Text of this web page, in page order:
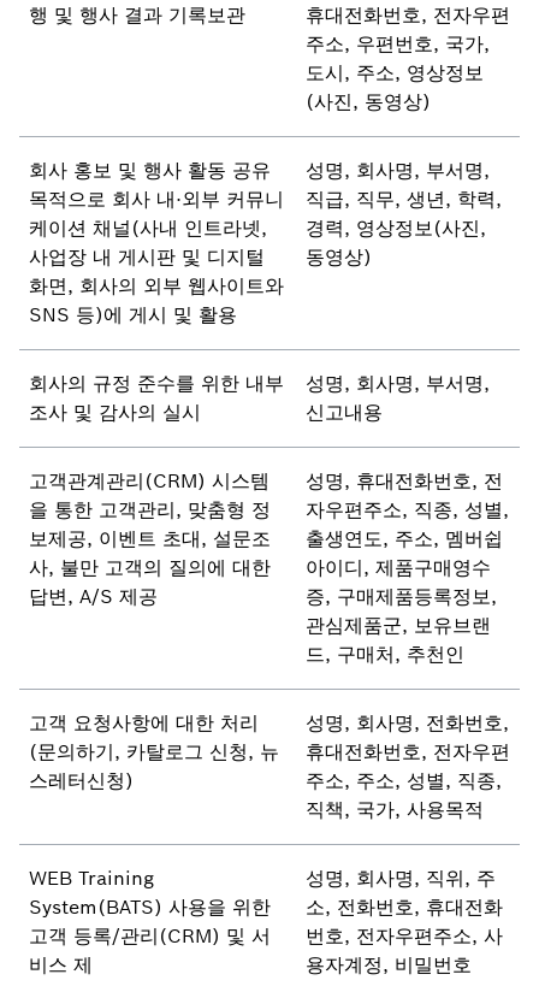
행 및 행사 결과 기록보관
휴대전화번호, 전자우편
주소, 우편번호, 국가,
도시, 주소, 영상정보
(사진, 동영상)
회사 홍보 및 행사 활동 공유
목적으로 회사 내·외부 커뮤니
케이션 채널(사내 인트라넷,
사업장 내 게시판 및 디지털
화면, 회사의 외부 웹사이트와
SNS 등)에 게시 및 활용
성명, 회사명, 부서명,
직급, 직무, 생년, 학력,
경력, 영상정보(사진,
동영상)
회사의 규정 준수를 위한 내부
조사 및 감사의 실시
성명, 회사명, 부서명,
신고내용
고객관계관리(CRM) 시스템
을 통한 고객관리, 맞춤형 정
보제공, 이벤트 초대, 설문조
사, 불만 고객의 질의에 대한
답변, A/S 제공
성명, 휴대전화번호, 전
자우편주소, 직종, 성별,
출생연도, 주소, 멤버쉽
아이디, 제품구매영수
증, 구매제품등록정보,
관심제품군, 보유브랜
드, 구매처, 추천인
고객 요청사항에 대한 처리
(문의하기, 카탈로그 신청, 뉴
스레터신청)
성명, 회사명, 전화번호,
휴대전화번호, 전자우편
주소, 주소, 성별, 직종,
직책, 국가, 사용목적
WEB Training
System(BATS) 사용을 위한
고객 등록/관리(CRM) 및 서
비스 제
성명, 회사명, 직위, 주
소, 전화번호, 휴대전화
번호, 전자우편주소, 사
용자계정, 비밀번호